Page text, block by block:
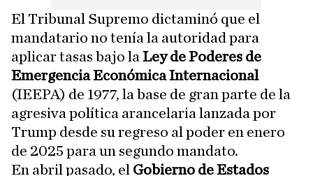
El Tribunal Supremo dictaminó que el
mandatario no tenía la autoridad para
aplicar tasas bajo la Ley de Poderes de
Emergencia Económica Internacional
(IEEPA) de 1977, la base de gran parte de la
agresiva política arancelaria lanzada por
Trump desde su regreso al poder en enero
de 2025 para un segundo mandato.
En abril pasado, el Gobierno de Estados